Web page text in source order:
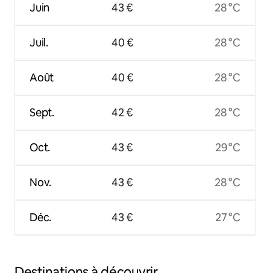
Juin
Juil.
Août
Sept.
Oct.
Nov.
Déc.
43 €
40 €
40 €
42 €
43 €
43 €
43 €
28 °C
28 °C
28 °C
28 °C
29 °C
28 °C
27 °C